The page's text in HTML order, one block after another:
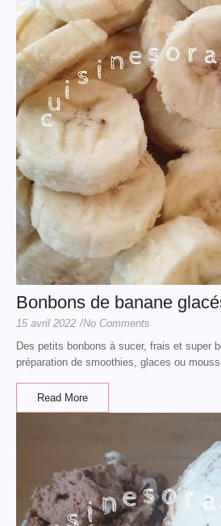
Bonbons de banane
15 avril 2022 /No Comments
Des petits bonbons à sucer, frais et super
préparation de smoothies, glaces ou
Read More